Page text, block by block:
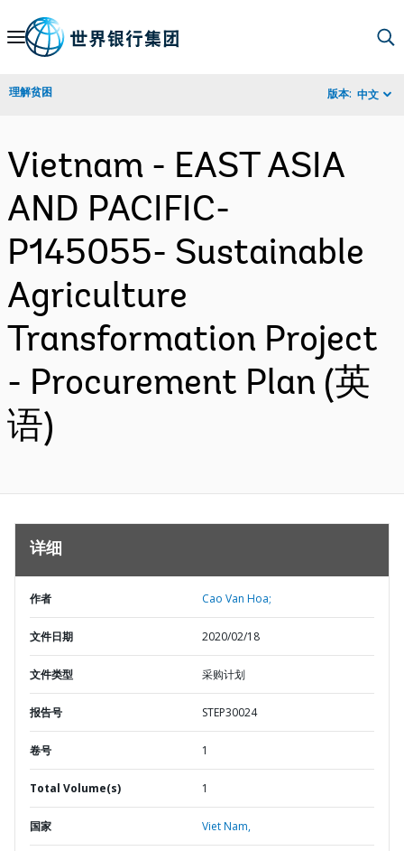
Skip
Navigation
理解贫困 版本: 中文
Vietnam - EAST ASIA
AND PACIFIC-
P145055- Sustainable
Agriculture
Transformation Project
- Procurement Plan (英
语)
详细
作者 Cao Van Hoa;
文件日期 2020/02/18
文件类型 采购计划
报告号 STEP30024
卷号 1
Total Volume(s) 1
国家 Viet Nam,